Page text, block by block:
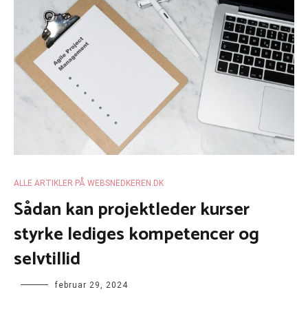
ALLE ARTIKLER PÅ WEBSNEDKEREN.DK
Sådan kan projektleder kurser
styrke lediges kompetencer og
selvtillid
februar 29, 2024